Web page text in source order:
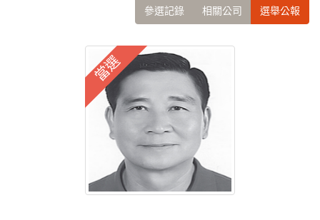
參選記錄 相關公司 選舉公報
當選